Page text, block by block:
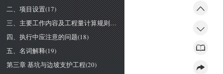
二、项目设置(17)
三、主要工作内容及工程量计算规则(17)
四、执行中应注意的问题(18)
五、名词解释(19)
第三章 基坑与边坡支护工程(20)